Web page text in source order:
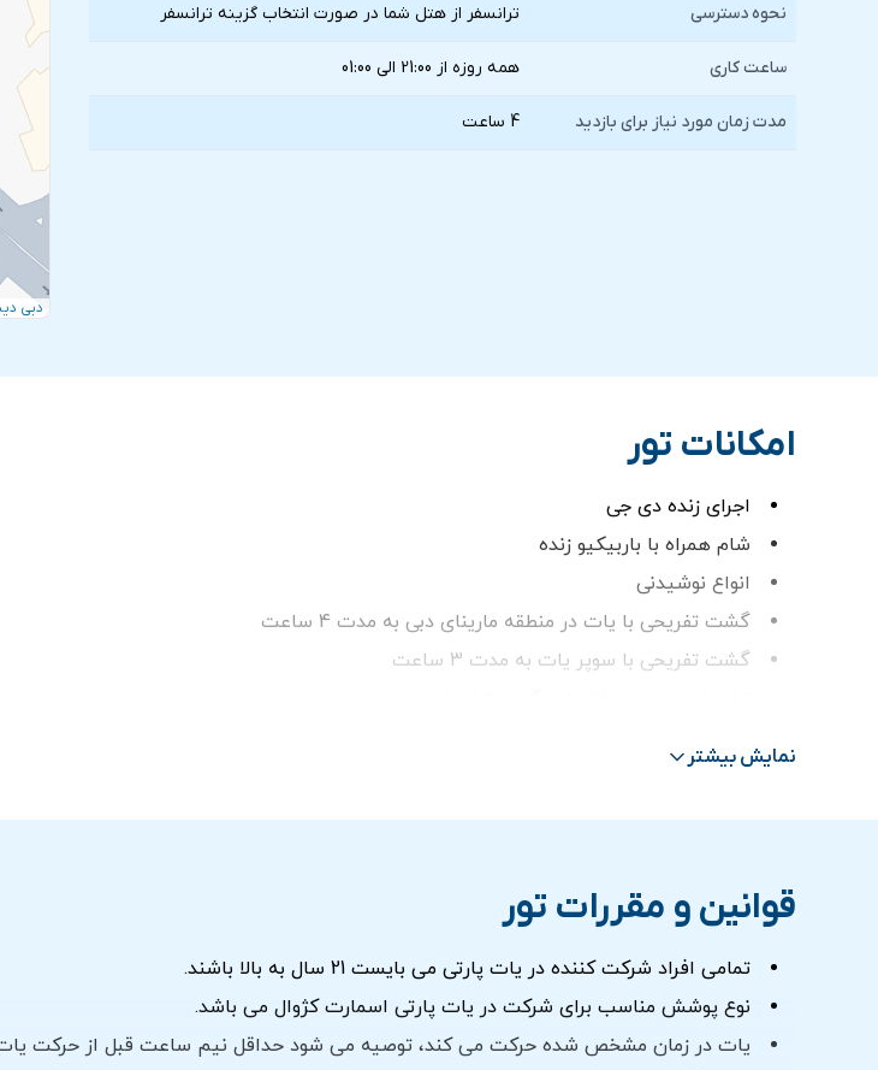
نحوه دسترسی ترانسفر از هتل شما در صورت انتخاب گزينه ترانسفر
ساعت کاری همه روزه از 21:00 الی 01:00
مدت زمان مورد نیاز برای بازدید 4 ساعت
دبی
امکانات تور
اجرای زنده دی جی
شام همراه با باربیکیو زنده
انواع نوشیدنی
گشت تفریحی با یات در منطقه مارینای دبی به مدت 4 ساعت
گشت تفریحی با سوپر یات به مدت 3 ساعت
نمایش بیشتر
قوانین و مقررات تور
تمامی افراد شرکت کننده در یات پارتی می بایست 21 سال به بالا باشند.
نوع پوشش مناسب برای شرکت در یات پارتی اسمارت کژوال می باشد.
یات در زمان مشخص شده حرکت می کند، توصیه می شود حداقل نیم ساعت قبل از حرکت یات